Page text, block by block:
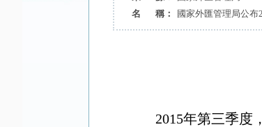
名 稱：
國家外匯管理局公
2015年第三季度